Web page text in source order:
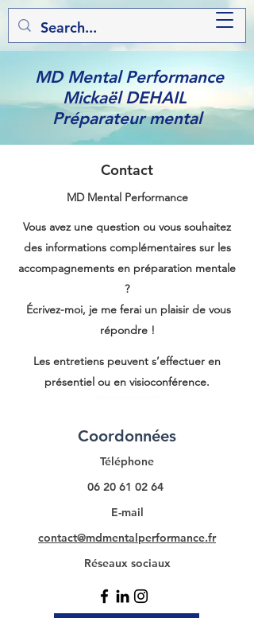
MD Mental Performance
Mickaël DEHAIL
Préparateur mental
Contact
MD Mental Performance
Vous avez une question ou vous souhaitez
des informations complémentaires sur les
accompagnements en préparation mentale
?
Écrivez-moi, je me ferai un plaisir de vous
répondre !
Les entretiens peuvent s’effectuer en
présentiel ou en visioconférence.
Coordonnées
Téléphone
06 20 61 02 64
E-mail
contact@mdmentalperformance.fr
Réseaux sociaux